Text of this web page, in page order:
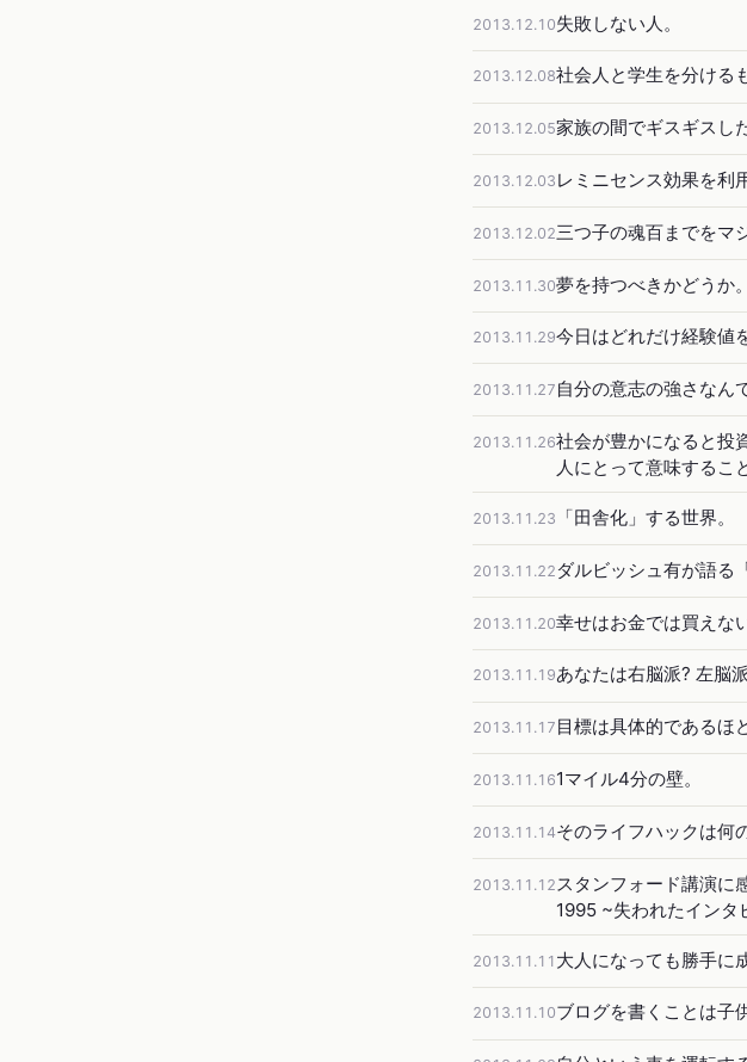
2013.12.10失敗しない人。
2013.12.08社会人と学生を分ける
2013.12.05家族の間でギスギスし
2013.12.03 レミニセンス効果を利
2013.12.02三つ子の魂百までをマ
2013.11.30夢を持つべきかどうか。
2013.11.29今日はどれだけ経験値
2013.11.27 自分の意志の強さなん
2013.11.26社会が豊かになると投
人にとって意味すること
2013.11.23 「田舎化」する世界。
2013.11.22 ダルビッシュ有が語る
2013.11.20幸せはお金では買えな
2013.11.19あなたは右脳派? 左脳
2013.11.17 目標は具体的であるほ
2013.11.161マイル4分の壁。
2013.11.14そのライフハックは何
2013.11.12 スタンフォード講演に
1995 ~失われたインタ
2013.11.11 大人になっても勝手に
2013.11.10ブログを書くことは子